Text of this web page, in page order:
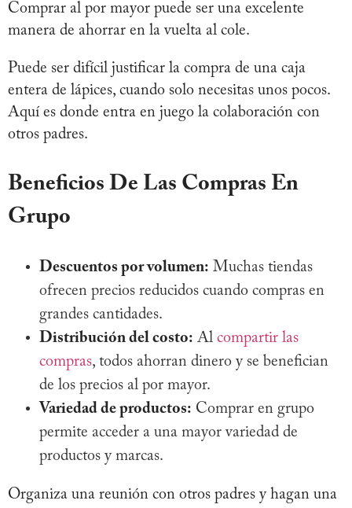
Comprar al por mayor puede ser una excelente
manera de ahorrar en la vuelta al cole.
Puede ser difícil justificar la compra de una caja
entera de lápices, cuando solo necesitas unos pocos.
Aquí es donde entra en juego la colaboración con
otros padres.
Beneficios De Las Compras En
Grupo
Descuentos por volumen: Muchas tiendas
ofrecen precios reducidos cuando compras en
grandes cantidades.
Distribución del costo: Al compartir las
compras, todos ahorran dinero y se benefician
de los precios al por mayor.
Variedad de productos: Comprar en grupo
permite acceder a una mayor variedad de
productos y marcas.
Organiza una reunión con otros padres y hagan una